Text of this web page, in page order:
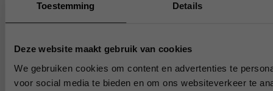
Toestemming Details
Deze website maakt gebruik van cookies
We gebruiken cookies om content en advertenties te
voor social media te bieden en om ons websiteverkeer te